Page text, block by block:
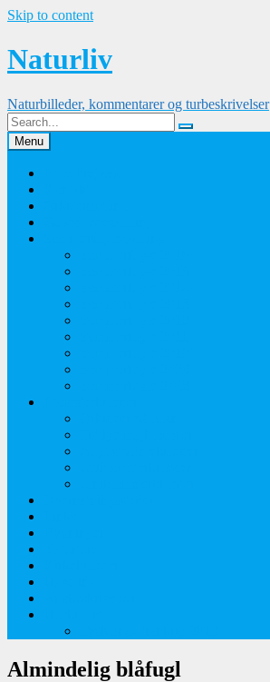
Skip to content
Naturliv
Naturbilleder, kommentarer og turbeskrivelser
Menu
Almindelig blåfugl